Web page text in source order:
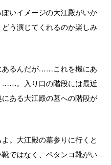
いイメージの大江殿がいか
う演じてくれるのか楽しみ
あるんだが……これを機にあ
……。入り口の階段には最近
ある大江殿の墓への階段が
。大江殿の墓参りに行くと
ではなく、ペタンコ靴がい